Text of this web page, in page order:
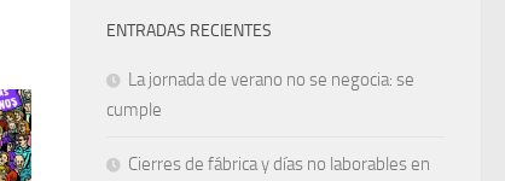
ENTRADAS RECIENTES
La jornada de verano no se negocia: se
cumple
Cierres de fábrica y días no laborables en